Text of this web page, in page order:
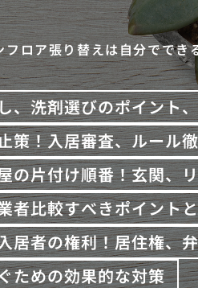
ロア張り替えは自分ででき
、洗剤選びのポイント
策！入居審査、ルール
の片付け順番！玄関、
者比較すべきポイント
居者の権利！居住権、
ための効果的な対策